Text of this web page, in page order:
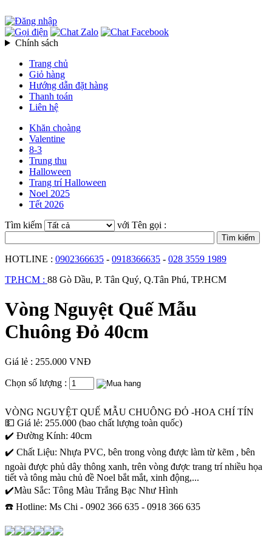
Chính sách
Trang chủ
Giỏ hàng
Hướng dẫn đặt hàng
Thanh toán
Liên hệ
Khăn choàng
Valentine
8-3
Trung thu
Halloween
Trang trí Halloween
Noel 2025
Tết 2026
Tìm kiếm
với Tên gọi :
HOTLINE : 0902366635 - 0918366635 - 028 3559 1989
TP.HCM : 88 Gò Dầu, P. Tân Quý, Q.Tân Phú, TP.HCM
Vòng Nguyệt Quế Mẫu
Chuông Đỏ 40cm
Giá lẻ : 255.000 VNĐ
Chọn số lượng :
VÒNG NGUYỆT QUẾ MẪU CHUÔNG ĐỎ -HOA CHÍ TÍN
💵 Giá lẻ: 255.000 (bao chất lượng toàn quốc)
✔️ Đường Kính: 40cm
✔️ Chất Liệu: Nhựa PVC, bên trong vòng được làm từ kẽm , bên
ngoài được phủ dây thông xanh, trên vòng được trang trí nhiều họa
tiết và tông màu chủ đề Noel bắt mắt, xinh động,...
✔️Màu Sắc: Tông Màu Trắng Bạc Như Hình
☎️ Hotline: Ms Chi - 0902 366 635 - 0918 366 635